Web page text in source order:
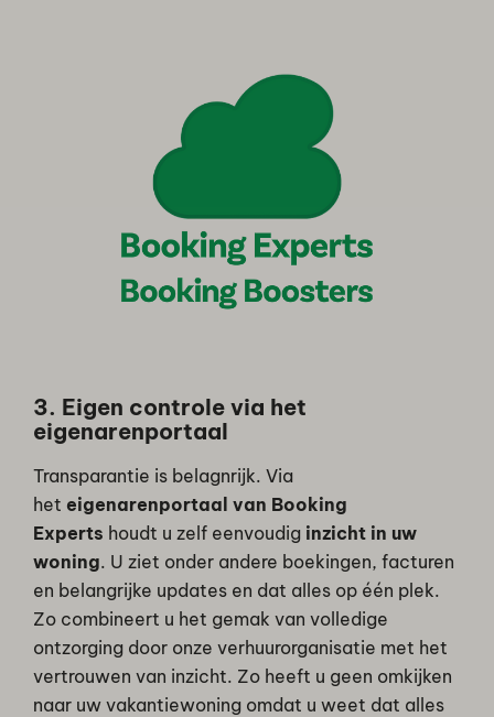
3. Eigen controle via het
eigenarenportaal
Transparantie is belagnrijk. Via
heteigenarenportaal van Booking
Experts houdt u zelf eenvoudig inzicht in uw
woning. U ziet onder andere boekingen, facturen
en belangrijke updates en dat alles op één plek.
Zo combineert u het gemak van volledige
ontzorging door onze verhuurorganisatie met het
vertrouwen van inzicht. Zo heeft u geen omkijken
naar uw vakantiewoning omdat u weet dat alles